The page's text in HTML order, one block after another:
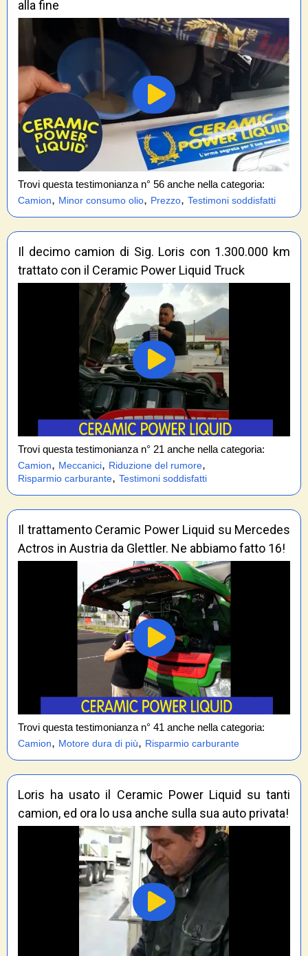
alla fine
Trovi questa testimonianza n° 56 anche nella categoria:
Camion, Minor consumo olio, Prezzo, Testimoni soddisfatti
Il decimo camion di Sig. Loris con 1.300.000 km
trattato con il Ceramic Power Liquid Truck
Trovi questa testimonianza n° 21 anche nella categoria:
Camion, Meccanici, Riduzione del rumore,
Risparmio carburante, Testimoni soddisfatti
Il trattamento Ceramic Power Liquid su Mercedes
Actros in Austria da Glettler. Ne abbiamo fatto 16!
Trovi questa testimonianza n° 41 anche nella categoria:
Camion, Motore dura di più, Risparmio carburante
Loris ha usato il Ceramic Power Liquid su tanti
camion, ed ora lo usa anche sulla sua auto privata!